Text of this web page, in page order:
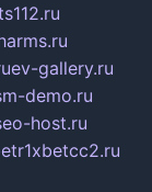
ev-gallery.ru
demo.ru
host.ru